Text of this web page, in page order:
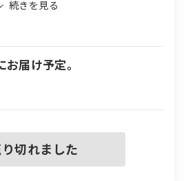
ません。
600mm×1400mmです
したフラッグのため、汚れや
あります
届け予定。